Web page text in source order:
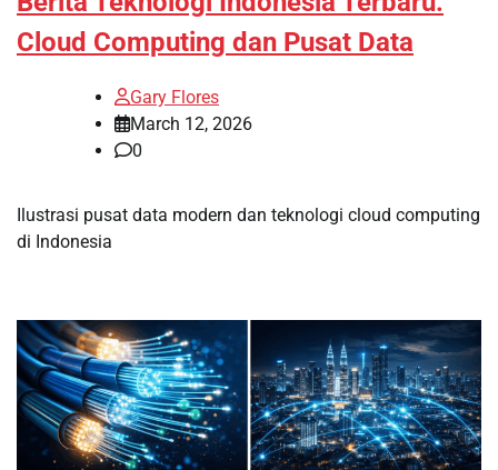
Cloud Computing dan Pusat Data
Gary Flores
March 12, 2026
0
Ilustrasi pusat data modern dan teknologi cloud computing
di Indonesia